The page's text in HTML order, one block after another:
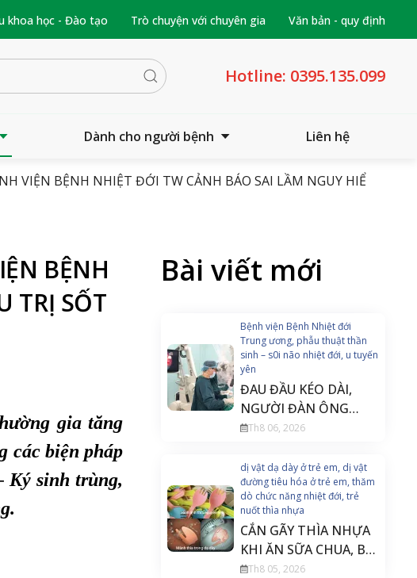
khoa học - Đào tạo Trò chuyện với chuyên gia Văn bản - quy định
Hotline: 0395.135.099
Dành cho người bệnh Liên hệ
VIỆN BỆNH NHIỆT ĐỚI TW CẢNH BÁO SAI LẦM NGUY HIỂM
BỆNH
TRỊ SỐT
gia tăng
các biện pháp
Ký sinh trùng,
Bài viết mới
Bệnh viện Bệnh Nhiệt đới
Trung ương, phẫu thuật thần
sinh – s0i não nhiệt đới, u tuyến
yên
ĐAU ĐẦU KÉO DÀI,
NGƯỜI ĐÀN ÔNG
PHÁT HIỆN U TUYẾN
Th8 06, 2026
dị vật dạ dày ở trẻ em, dị vật
đường tiêu hóa ở trẻ em, thăm
dò chức năng nhiệt đới, trẻ
nuốt thìa nhựa
CẮN GÃY THÌA NHỰA
KHI ĂN SỮA CHUA, BÉ
20 THÁNG TUỔI PHẢI
Th8 05, 2026